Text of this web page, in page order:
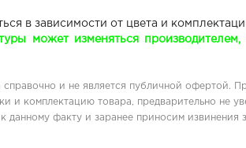
в зависимости от цвета и
может изменяться производителем,
и не является публичной офертой.
и комплектацию товара, предварительно не
данному факту и заранее приносим